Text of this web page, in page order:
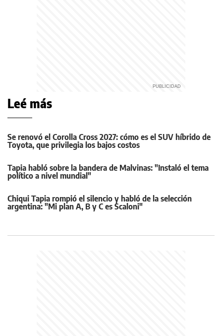
Leé más
Se renovó el Corolla Cross 2027: cómo es el SUV híbrido de
Toyota, que privilegia los bajos costos
Tapia habló sobre la bandera de Malvinas: "Instaló el tema
político a nivel mundial"
Chiqui Tapia rompió el silencio y habló de la selección
argentina: "Mi plan A, B y C es Scaloni"